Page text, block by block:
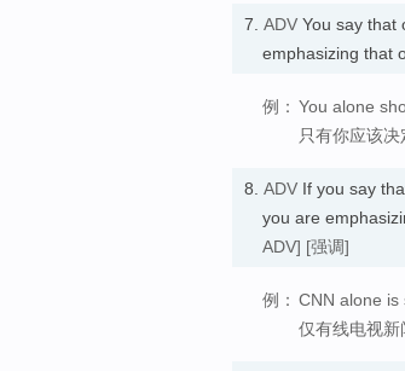
7. ADV You say that
emphasizing that
例： You alone
只有你应该决
8. ADV If you say
you are
ADV] [强调]
例： CNN alone
仅有线电视新